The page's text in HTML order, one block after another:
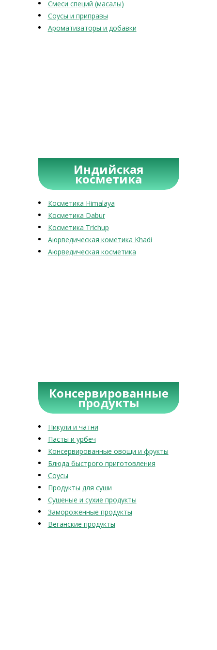
Смеси специй (масалы)
Соусы и приправы
Ароматизаторы и добавки
Индийская
косметика
Косметика Himalaya
Косметика Dabur
Косметика Trichup
Аюрведическая кометика Khadi
Аюрведическая косметика
Консервированные
продукты
Пикули и чатни
Пасты и урбеч
Консервированные овощи и фрукты
Блюда быстрого приготовления
Соусы
Продукты для суши
Сушеные и сухие продукты
Замороженные продукты
Веганские продукты